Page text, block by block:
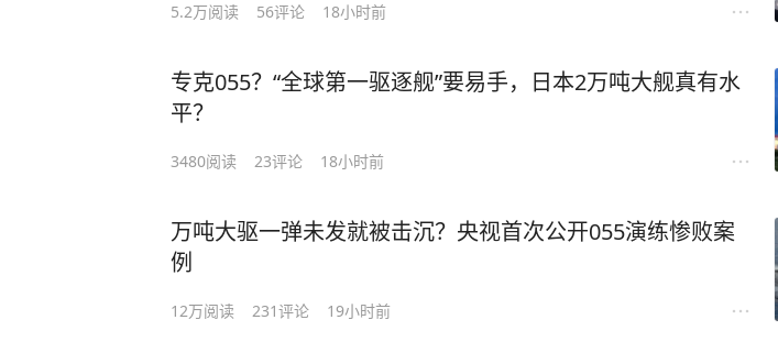
5.2万阅读 56评论 18小时前
专克055？“全球第一驱逐舰”要易手，日本2万吨大舰真有水
平？
3480阅读 23评论 18小时前
万吨大驱一弹未发就被击沉？央视首次公开055演练惨败案
例
12万阅读 231评论 19小时前